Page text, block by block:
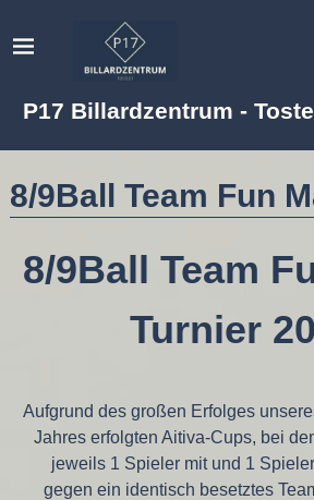
P17 Billardzentrum -
8/9Ball Team Fun
8/9Ball Team
Turnier
Aufgrund des großen Erfolges
Jahres erfolgten Aitiva-Cups, bei
jeweils 1 Spieler mit und 1
gegen ein identisch besetztes